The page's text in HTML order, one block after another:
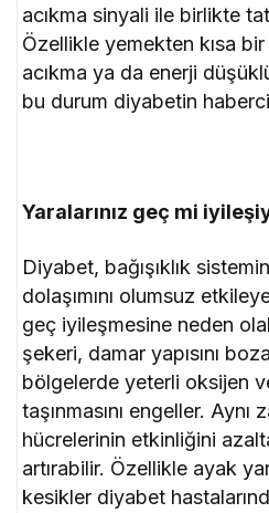
acıkma sinyali ile birlikte
Özellikle yemekten kısa
acıkma ya da enerji
bu durum diyabetin
Yaralarınız geç mi
Diyabet, bağışıklık
dolaşımını olumsuz
geç iyileşmesine neden
şekeri, damar yapısını
bölgelerde yeterli oksijen
taşınmasını engeller. Aynı
hücrelerinin etkinliğini
artırabilir. Özellikle ayak
kesikler diyabet